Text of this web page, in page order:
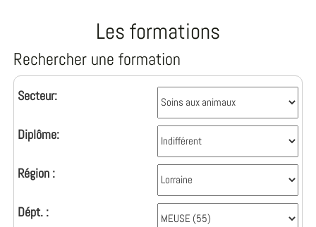
Les formations
Rechercher une formation
Secteur:
Diplôme:
Région :
Dépt. :